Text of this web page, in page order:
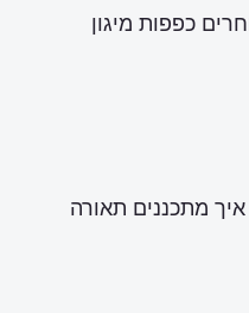
כפפות מיגון
מתכננים תאורה